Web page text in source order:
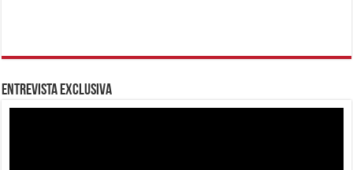
Entrevista Exclusiva